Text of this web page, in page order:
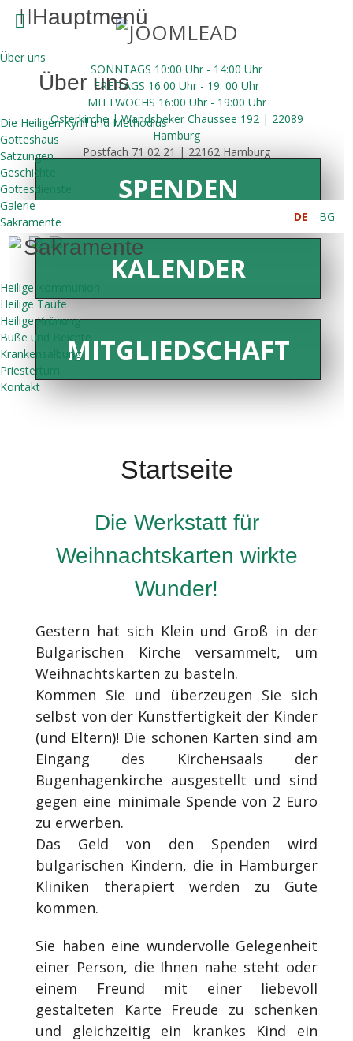
SONNTAGS 10:00 Uhr - 14:00 Uhr
FREITAGS 16:00 Uhr - 19: 00 Uhr
MITTWOCHS 16:00 Uhr- 19:00 Uhr
Osterkirche | Wandsbeker Chaussee 192 | 22089
Hamburg
Postfach 71 02 21 | 22162 Hamburg
Hauptmenü
Über uns
Über uns
Die Heiligen Kyrill und Methodius
Gotteshaus
Satzungen
Geschichte
Gottesdienste
Galerie
Sakramente
Sakramente
Heilige Kommunion
Heilige Taufe
Heilige Krönung
Buße und Beichte
Krankensalbung
Priestertum
Kontakt
DE BG
SPENDEN
KALENDER
MITGLIEDSCHAFT
Startseite
Die Werkstatt für
Weihnachtskarten wirkte
Wunder!
Gestern hat sich Klein und Groß in der
Bulgarischen Kirche versammelt, um
Weihnachtskarten zu basteln.
Kommen Sie und überzeugen Sie sich
selbst von der Kunstfertigkeit der Kinder
(und Eltern)! Die schönen Karten sind am
Eingang des Kircheнsaals der
Bugenhagenkirche ausgestellt und sind
gegen eine minimale Spende von 2 Euro
zu erwerben.
Das Geld von den Spenden wird
bulgarischen Kindern, die in Hamburger
Kliniken therapiert werden zu Gute
kommen.
Sie haben eine wundervolle Gelegenheit
einer Person, die Ihnen nahe steht oder
einem Freund mit einer liebevoll
gestalteten Karte Freude zu schenken
und gleichzeitig ein krankes Kind ein